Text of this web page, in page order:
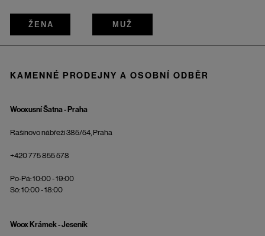
ŽENA MUŽ
KAMENNÉ PRODEJNY A OSOBNÍ ODBĚR
Wooxusní Šatna - Praha
Rašínovo nábřeží 385/54, Praha
+420 775 855 578
Po-Pá: 10:00 - 19:00
So: 10:00 - 18:00
Woox Krámek - Jeseník